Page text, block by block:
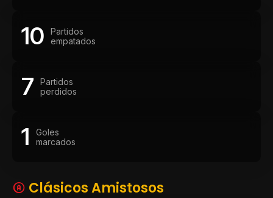
10
Partidos
empatados
7
Partidos
perdidos
1
Goles
marcados
Clásicos Amistosos